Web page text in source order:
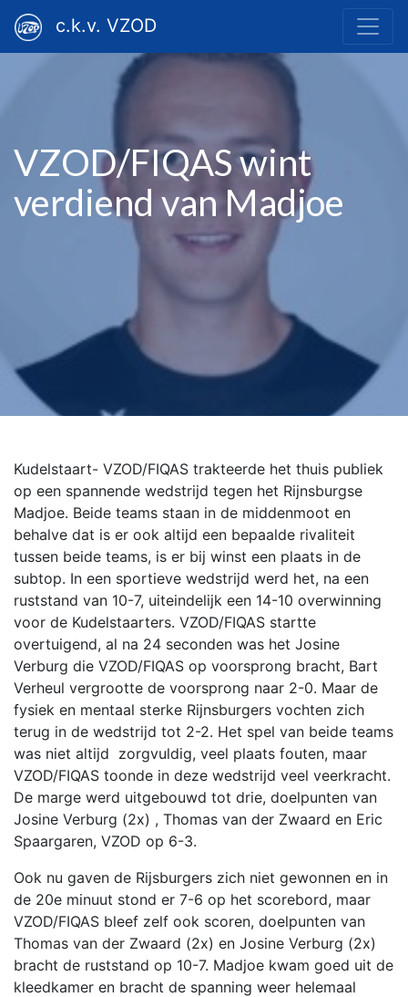
c.k.v. VZOD
VZOD/FIQAS wint
verdiend van Madjoe
Kudelstaart- VZOD/FIQAS trakteerde het thuis publiek
op een spannende wedstrijd tegen het Rijnsburgse
Madjoe. Beide teams staan in de middenmoot en
behalve dat is er ook altijd een bepaalde rivaliteit
tussen beide teams, is er bij winst een plaats in de
subtop. In een sportieve wedstrijd werd het, na een
ruststand van 10-7, uiteindelijk een 14-10 overwinning
voor de Kudelstaarters. VZOD/FIQAS startte
overtuigend, al na 24 seconden was het Josine
Verburg die VZOD/FIQAS op voorsprong bracht, Bart
Verheul vergrootte de voorsprong naar 2-0. Maar de
fysiek en mentaal sterke Rijnsburgers vochten zich
terug in de wedstrijd tot 2-2. Het spel van beide teams
was niet altijd zorgvuldig, veel plaats fouten, maar
VZOD/FIQAS toonde in deze wedstrijd veel veerkracht.
De marge werd uitgebouwd tot drie, doelpunten van
Josine Verburg (2x) , Thomas van der Zwaard en Eric
Spaargaren, VZOD op 6-3.
Ook nu gaven de Rijsburgers zich niet gewonnen en in
de 20e minuut stond er 7-6 op het scorebord, maar
VZOD/FIQAS bleef zelf ook scoren, doelpunten van
Thomas van der Zwaard (2x) en Josine Verburg (2x)
bracht de ruststand op 10-7. Madjoe kwam goed uit de
kleedkamer en bracht de spanning weer helemaal